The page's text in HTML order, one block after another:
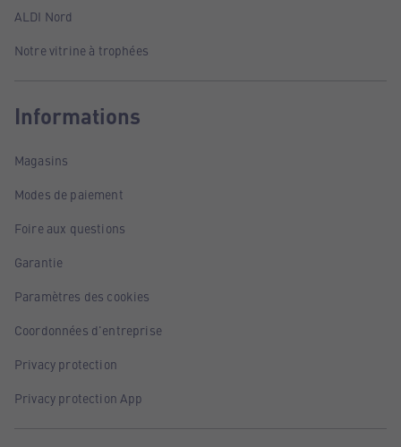
ALDI Nord
Notre vitrine à trophées
Informations
Magasins
Modes de paiement
Foire aux questions
Garantie
Paramètres des cookies
Coordonnées d'entreprise
Privacy protection
Privacy protection App